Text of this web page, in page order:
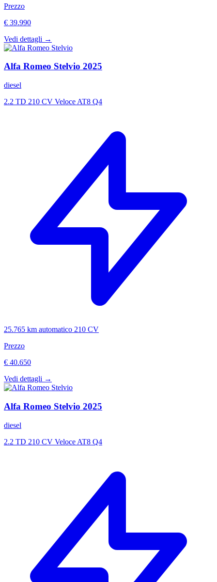
Prezzo
€ 39.990
Vedi dettagli →
Alfa Romeo Stelvio 2025
diesel
2.2 TD 210 CV Veloce AT8 Q4
25.765 km automatico 210 CV
Prezzo
€ 40.650
Vedi dettagli →
Alfa Romeo Stelvio 2025
diesel
2.2 TD 210 CV Veloce AT8 Q4